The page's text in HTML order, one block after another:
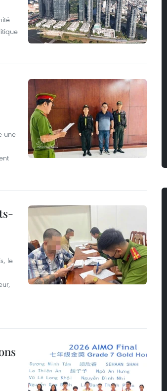
une
le